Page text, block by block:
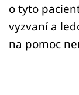
o tyto
vyzvaní a
na pomoc